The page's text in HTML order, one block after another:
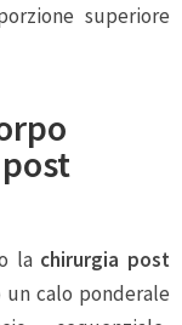
superiore
la chirurgia post
calo ponderale